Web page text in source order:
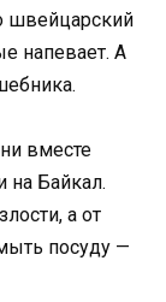
швейцарский
напевает. А
вместе
на Байкал.
а от
посуду —